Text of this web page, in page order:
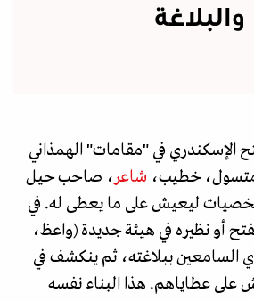
والبلاغة
الإسكندري في "مقامات" الهمذاني
متسول، خطيب، شاعر ، صاحب حيل
ليعيش على ما يعطى له. في
أو نظيره في هيئة جديدة (واعظ،
السامعين ببلاغته، ثم ينكشف في
على عطاياهم. هذا البناء نفسه